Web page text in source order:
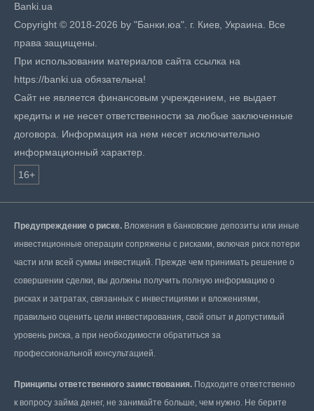
Banki.ua
Copyright © 2018-2026 by "Банки.юа". г. Киев, Украина. Все
права защищены.
При использовании материалов сайта ссылка на
https://banki.ua обязательна!
Сайт не является финансовым учреждением, не выдает
кредиты и не несет ответственности за любые заключенные
договора. Информация на нем несет исключительно
информационный характер.
16+
Предупреждение о риске. Вложения в банковские депозиты или иные
инвестиционные операции сопряжены с рисками, включая риск потери
части или всей суммы инвестиций. Прежде чем принимать решение о
совершении сделки, вы должны получить полную информацию о
рисках и затратах, связанных с инвестициями и вложениями,
правильно оценить цели инвестирования, свой опыт и допустимый
уровень риска, а при необходимости обратиться за
профессиональной консультацией.
Принципы ответственного заимствования. Подходите ответственно
к вопросу займа денег, не занимайте больше, чем нужно. Не берите